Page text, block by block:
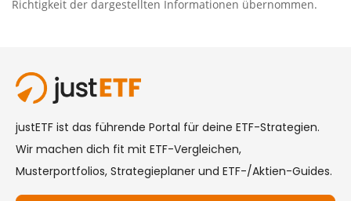
Richtigkeit der dargestellten Informationen übernommen.